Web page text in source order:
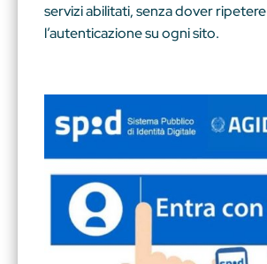
servizi abilitati, senza dover ripetere
l’autenticazione su ogni sito.